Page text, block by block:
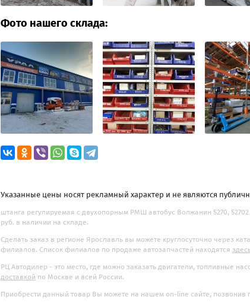
Фото нашего склада:
Указанные цены носят рекламный характер и не являются
штанга регулируемая c двухопорным РМШ автобус Волжанин 5270, 52702
руб. в наличии на складе.
Сделать заказ в регионе Ярославль вы можете круглосуточно через
филиалов. Список филиалов по продаже автозапчастей находятся
РЦ Автодилер - это место, где можно заказать двигатели, топливные
доставкой по Москве и всей России.
Приобрести данный товар Вы можете на нашем on-line сайте, позвонив